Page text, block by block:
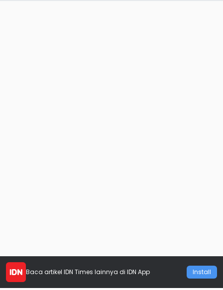
Baca artikel IDN Times lainnya di IDN App Install